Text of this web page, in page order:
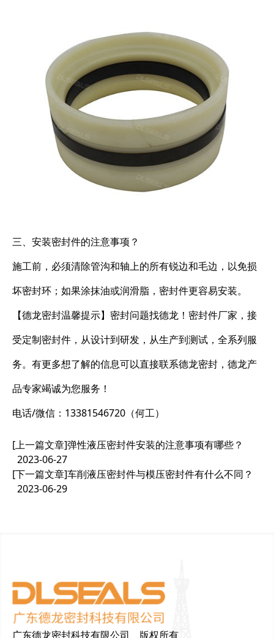
三、安装密封件的注意事项？
施工前，必须清除管沟和轴上的所有锐边和毛边，以免损
坏密封环；如果涂抹油或润滑脂，密封件更容易安装。
【德龙密封温馨提示】密封问题找德龙！密封件厂家，接
受定制密封件，从设计到研发，从生产到测试，全系列服
务。有更多想了解的信息可以直接联系德龙密封，德龙产
品专家竭诚为您服务！
电话/微信：13381546720（何工）
[上一篇文章]弹性液压密封件安装的注意事项有哪些？
2023-06-27
[下一篇文章]车削液压密封件与模压密封件有什么不同？
2023-06-29
广东德龙密封科技有限公司 版权所有